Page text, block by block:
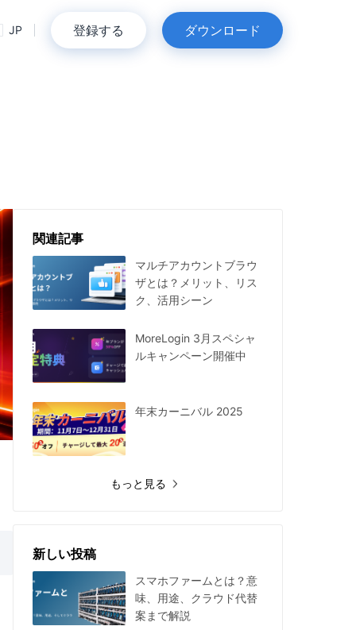
JP 登録する ダウンロード
関連記事
マルチアカウントブラウ
ザとは？メリット、リス
ク、活用シーン
MoreLogin 3月スペシャ
ルキャンペーン開催中
年末カーニバル 2025
もっと見る
新しい投稿
スマホファームとは？意
味、用途、クラウド代替
案まで解説